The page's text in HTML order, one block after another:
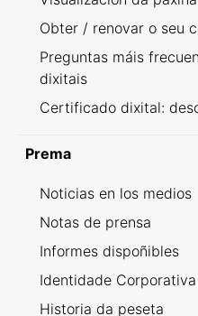
Obter / renovar o seu
Preguntas máis
dixitais
Certificado dixital:
Prema
Noticias en los medios
Notas de prensa
Informes dispoñibles
Identidade Corporativa
Historia da peseta